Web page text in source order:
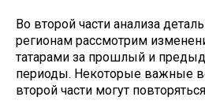
Во второй части анализа
регионам рассмотрим
татарами за прошлый и
периоды. Некоторые важные
второй части могут